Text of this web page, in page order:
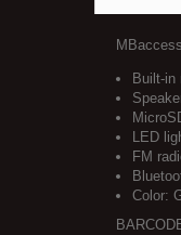
Built-in
LED
FM
Color: